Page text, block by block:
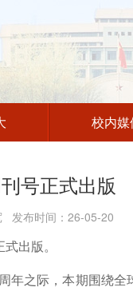
校内媒
号正式出版
发布时间：26-05-20
出版。
年之际，本期围绕